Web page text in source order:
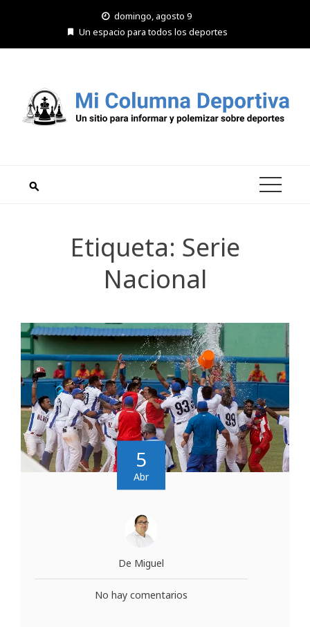
domingo, agosto 9
Un espacio para todos los deportes
Etiqueta: Serie
Nacional
5
Abr
De Miguel
No hay comentarios